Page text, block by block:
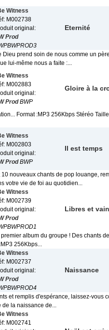
Witness
M002738
original:
Prod
Eternité
Dieu prend soin de nous comme un
lui-même nous a faite :...
Witness
M002883
original:
ProdBWP
Gloire à la
Format :MP3 256Kbps Stéréo
Witness
M002803
original:
ProdBWP
Il est temps
10 nouveaux chants de pop louange,
votre vie de foi au quotidien...
Witness
M002739
original:
Prod
Libres et
premier album du groupe ! Des chants
256Kbps...
Witness
M002737
original:
Prod
Naissance
et remplis d'espérance, laissez-vous
de la naissance de...
Witness
M002741